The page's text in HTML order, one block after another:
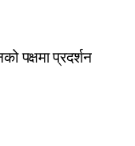
पक्षमा प्रदर्शन